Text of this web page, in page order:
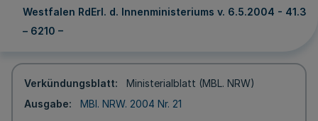
Westfalen RdErl. d. Innenministeriums v. 6.5.2004 - 41.3
– 6210 –
Verkündungsblatt
Ministerialblatt (MBL. NRW)
Ausgabe
MBl. NRW. 2004 Nr. 21